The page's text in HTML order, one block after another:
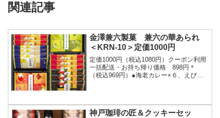
関連記事
金澤兼六製菓 兼六の華あられ
＜KRN-10＞定価1000円
定価1000円（税込1080円）クーポン利用
一括配送・お持ち帰り価格 898円＊
（税込969円）●海老カレー×６、えびま
神戸珈琲の匠＆クッキーセッ